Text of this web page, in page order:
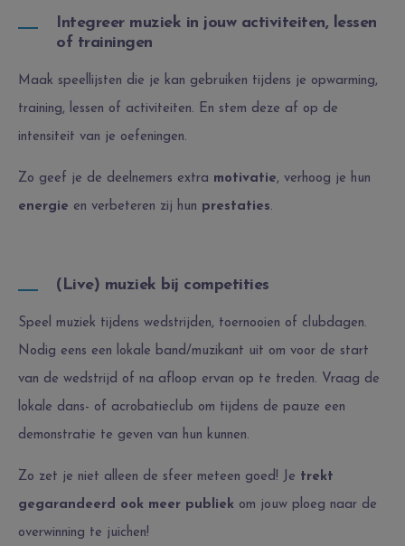
Integreer muziek in jouw activiteiten, lessen
of trainingen
Maak speellijsten die je kan gebruiken tijdens je opwarming,
training, lessen of activiteiten. En stem deze af op de
intensiteit van je oefeningen.
Zo geef je de deelnemers extra motivatie, verhoog je hun
energie en verbeteren zij hun prestaties.
(Live) muziek bij competities
Speel muziek tijdens wedstrijden, toernooien of clubdagen.
Nodig eens een lokale band/muzikant uit om voor de start
van de wedstrijd of na afloop ervan op te treden. Vraag de
lokale dans- of acrobatieclub om tijdens de pauze een
demonstratie te geven van hun kunnen.
Zo zet je niet alleen de sfeer meteen goed! Je trekt
gegarandeerd ook meer publiek om jouw ploeg naar de
overwinning te juichen!